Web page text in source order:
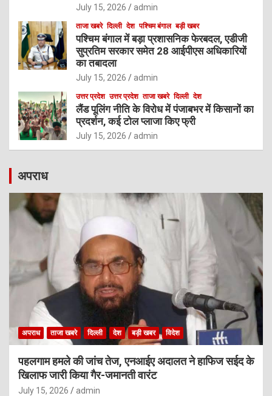
July 15, 2026 admin
ताजा खबरे दिल्ली देश पश्चिम बंगाल बड़ी खबर
पश्चिम बंगाल में बड़ा प्रशासनिक फेरबदल, एडीजी
सुप्रतिम सरकार समेत 28 आईपीएस अधिकारियों
का तबादला
July 15, 2026 admin
उत्तर प्रदेश उत्तर प्रदेश ताजा खबरे दिल्ली देश
लैंड पूलिंग नीति के विरोध में पंजाबभर में किसानों का
प्रदर्शन, कई टोल प्लाजा किए फ्री
July 15, 2026 admin
अपराध
अपराध ताजा खबरे दिल्ली देश बड़ी खबर विदेश
पहलगाम हमले की जांच तेज, एनआईए अदालत ने हाफिज सईद के
खिलाफ जारी किया गैर-जमानती वारंट
July 15, 2026 admin